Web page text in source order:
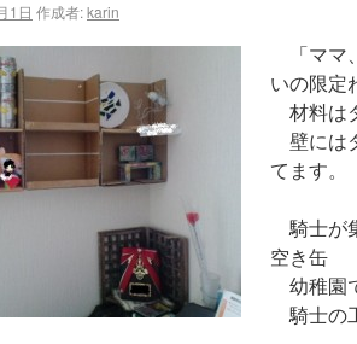
1日 作成者:karin
「ママ
いの限定
材料は
壁には
てます。
騎士が
空き缶
幼稚園
騎士の